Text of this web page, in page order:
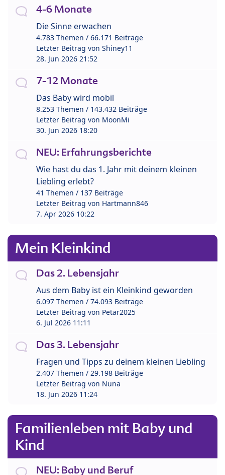
4-6 Monate
Die Sinne erwachen
4.783 Themen / 66.171 Beiträge
Letzter Beitrag von Shiney11
28. Jun 2026 21:52
7-12 Monate
Das Baby wird mobil
8.253 Themen / 143.432 Beiträge
Letzter Beitrag von MoonMi
30. Jun 2026 18:20
NEU: Erfahrungsberichte
Wie hast du das 1. Jahr mit deinem kleinen
Liebling erlebt?
41 Themen / 137 Beiträge
Letzter Beitrag von Hartmann846
7. Apr 2026 10:22
Mein Kleinkind
Das 2. Lebensjahr
Aus dem Baby ist ein Kleinkind geworden
6.097 Themen / 74.093 Beiträge
Letzter Beitrag von Petar2025
6. Jul 2026 11:11
Das 3. Lebensjahr
Fragen und Tipps zu deinem kleinen Liebling
2.407 Themen / 29.198 Beiträge
Letzter Beitrag von Nuna
18. Jun 2026 11:24
Familienleben mit Baby und
Kind
NEU: Baby und Beruf